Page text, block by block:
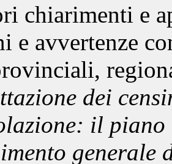
chiarimenti e
e avvertenze
dei
il
generale